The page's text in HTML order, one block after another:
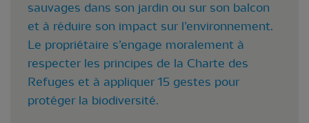
sauvages dans son jardin ou sur son balcon
et à réduire son impact sur l’environnement.
Le propriétaire s’engage moralement à
respecter les principes de la Charte des
Refuges et à appliquer 15 gestes pour
protéger la biodiversité.